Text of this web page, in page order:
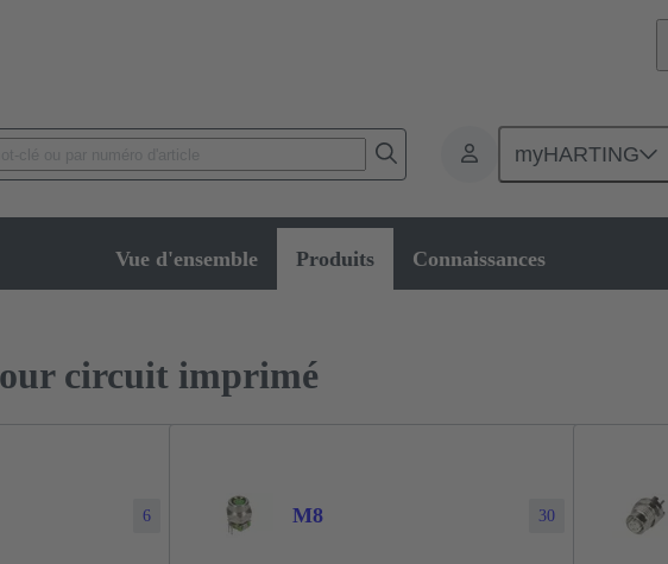
myHARTING
Vue d'ensemble Produits Connaissances
circuit imprimé
6 M8 30